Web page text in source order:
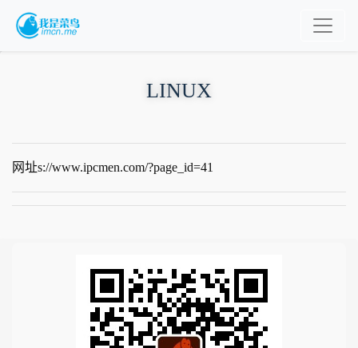
LINUX
网址s://www.ipcmen.com/?page_id=41